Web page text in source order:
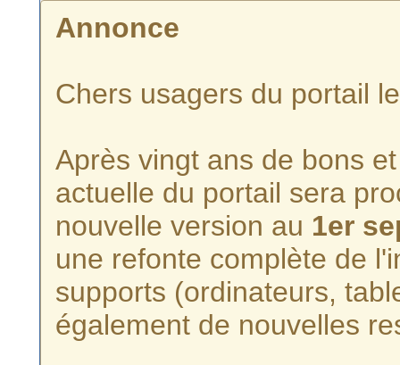
Annonce
Chers usagers du portail
Après vingt ans de bons
actuelle du portail sera
nouvelle version au 1er
une refonte complète de
supports (ordinateurs,
également de nouvelles